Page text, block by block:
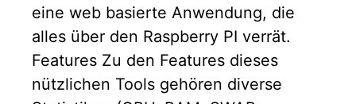
eine web basierte Anwendung, die
alles über den Raspberry PI verrät.
Features Zu den Features dieses
nützlichen Tools gehören diverse